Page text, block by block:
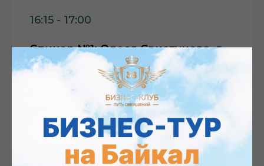
16:15 - 17:00
Спикер №1: Олеся Свистунова, г.
Москва
Тема «Управление судьбой личности
и бизнеса»
Эксперт в области HR,